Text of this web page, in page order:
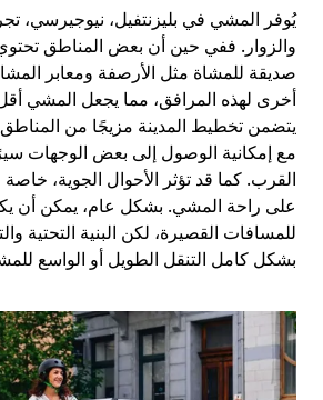
يُوفر المشي في بليزنتفيل، نيوجيرسي،
والزوار. ففي حين أن بعض المناطق
صديقة للمشاة مثل الأرصفة ومعابر
أخرى لهذه المرافق، مما يجعل المشي أقل
يتضمن تخطيط المدينة مزيجًا من المناطق
مع إمكانية الوصول إلى بعض الوجهات
القرب. كما قد تؤثر الأحوال الجوية، خاصة
على راحة المشي. بشكل عام، يمكن أن
للمسافات القصيرة، لكن البنية التحتية
بشكل كامل التنقل الطويل أو الواسع